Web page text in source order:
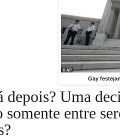
Gay
depois? Uma
somente entre